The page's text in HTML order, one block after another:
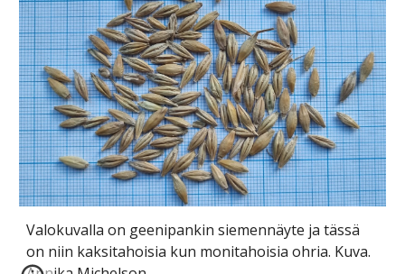
Valokuvalla on geenipankin siemennäyte ja tässä
on niin kaksitahoisia kun monitahoisia ohria. Kuva.